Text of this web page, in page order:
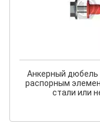
Анкерный дюбель
распорным
стали или